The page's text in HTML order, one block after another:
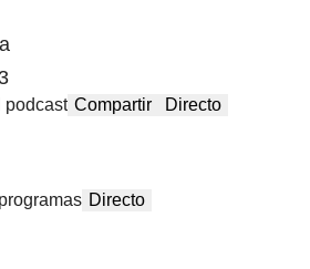
podcast Compartir Directo
Directo